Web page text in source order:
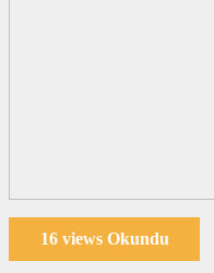
16 views Okundu